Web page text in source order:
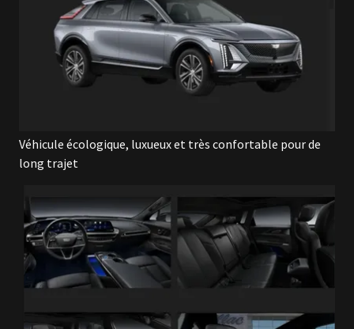
Véhicule écologique, luxueux et très confortable pour de
long trajet